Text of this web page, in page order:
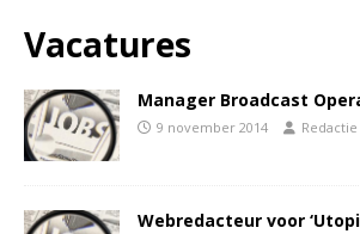
Vacatures
Manager Broadcast
9 november 2014 Redactie
Webredacteur voor